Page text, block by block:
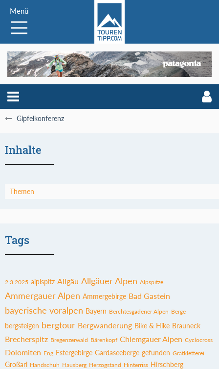
Menü
Gipfelkonferenz
Inhalte
Themen
Tags
2.3.2025 aiplspitz Allgäu Allgäuer Alpen Alpspitze
Ammergauer Alpen Ammergebirge Bad Gastein
bayerische voralpen Bayern Berchtesgadener Alpen Berge
bergsteigen bergtour Bergwanderung Bike & Hike Brauneck
Brecherspitz Bregenzerwald Bärenkopf Chiemgauer Alpen Cyclocross
Dolomiten Eng Estergebirge Gardaseeberge gefunden Gratkletterei
Großarl Handschuh Hausberg Herzogstand Hinterriss Hirschberg